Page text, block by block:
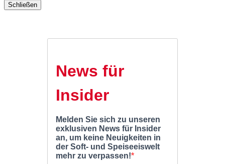
Schließen